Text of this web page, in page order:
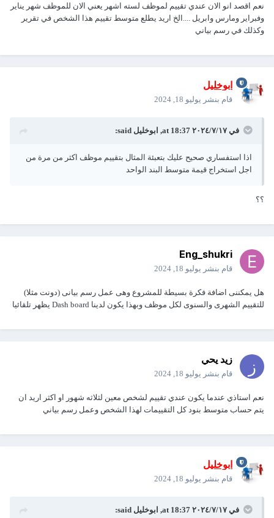
نعم اقصد انو الان عندي تقييم لموظف لسته اشهر يعني الان للموظف شهر يناير
وفبراير ومارس وابريل ....الخ اريد يطلع متوسط تقييم هذا الشخص في تقرير
وكذلك في رسم بياني
ابوخليل
قام بنشر يوليو 18, 2024
في ١٧‏/٧‏/٢٠٢٤ at 18:37, ابوخليل said:
اذا استفساري صحيح عليك بتعبئة المثال بتقييم موظف اكثر من مرة من
اجل استخراج قيمة متوسط البند الواحد
؟؟
Eng_shukri
قام بنشر يوليو 18, 2024
هل يمكننى اضافة فكرة بسيطة للمشروع وهى عمل رسم بيانى (دونت مثلا)
للتقييم الشهرى والسنوى لكل موظف وبهذا يكون لدينا Dash board يظهر تلقائيا
زيد يحي
قام بنشر يوليو 18, 2024
نعم استاذي عندما يكون عندي تقييم لشخص معين لثلاثه شهور او اكثر اريد ان
يتم حساب متوسط بنود كل التقييمات لهذا الشخص وعمل رسم بياني
ابوخليل
قام بنشر يوليو 18, 2024
في ١٧‏/٧‏/٢٠٢٤ at 18:37, ابوخليل said: